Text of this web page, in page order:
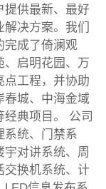
提供最新、最好
决方案。我们
完成了倚澜观
、启明花园、万
点工程，并协助
春城、中海金域
典项目。 公司
系统、门禁系
对讲系统、周
交换机系统、计